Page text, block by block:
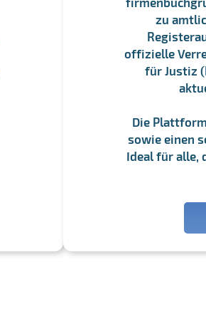
zu
offizielle
für Justiz
Die
sowie einen
Ideal für alle,